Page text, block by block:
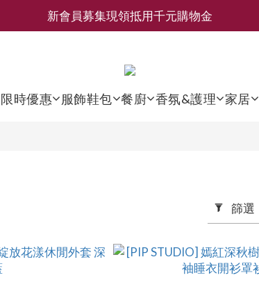
新會員募集現領抵用千元購物金
新會員募集現領抵用千元購物金
香氛 / 家居 / 餐廚 [ 全館折上兩件9折，三件享85折 】
新會員募集現領抵用千元購物金
限時優惠 服飾鞋包 餐廚 香氛&護理 家居
篩選